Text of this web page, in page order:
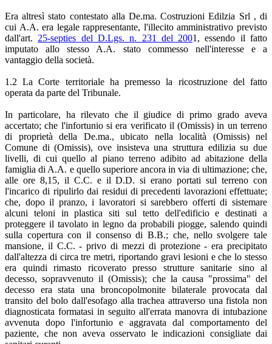
Era altresì stato contestato alla De.ma. Costruzioni Edilzia Srl , di
cui A.A. era legale rappresentante, l'illecito amministrativo previsto
dall'art. 25-septies del D.Lgs. n. 231 del 2001, essendo il fatto
imputato allo stesso A.A. stato commesso nell'interesse e a
vantaggio della società.
1.2 La Corte territoriale ha premesso la ricostruzione del fatto
operata da parte del Tribunale.
In particolare, ha rilevato che il giudice di primo grado aveva
accertato; che l'infortunio si era verificato il (Omissis) in un terreno
di proprietà della De.ma., ubicato nella località (Omissis) nel
Comune di (Omissis), ove insisteva una struttura edilizia su due
livelli, di cui quello al piano terreno adibito ad abitazione della
famiglia di A.A. e quello superiore ancora in via di ultimazione; che,
alle ore 8,15, il C.C. e il D.D. si erano portati sul terreno con
l'incarico di ripulirlo dai residui di precedenti lavorazioni effettuate;
che, dopo il pranzo, i lavoratori si sarebbero offerti di sistemare
alcuni teloni in plastica siti sul tetto dell'edificio e destinati a
proteggere il tavolato in legno da probabili piogge, salendo quindi
sulla copertura con il consenso di B.B.; che, nello svolgere tale
mansione, il C.C. - privo di mezzi di protezione - era precipitato
dall'altezza di circa tre metri, riportando gravi lesioni e che lo stesso
era quindi rimasto ricoverato presso strutture sanitarie sino al
decesso, sopravvenuto il (Omissis); che la causa "prossima" del
decesso era stata una broncopolmonite bilaterale provocata dal
transito del bolo dall'esofago alla trachea attraverso una fistola non
diagnosticata formatasi in seguito all'errata manovra di intubazione
avvenuta dopo l'infortunio e aggravata dal comportamento del
paziente, che non aveva osservato le indicazioni consigliate dai